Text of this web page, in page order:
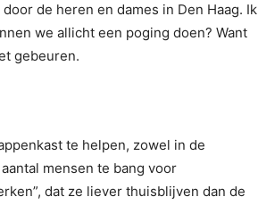
de heren en dames in Den Haag. Ik
we allicht een poging doen? Want
gebeuren.
te helpen, zowel in de
mensen te bang voor
dat ze liever thuisblijven dan de